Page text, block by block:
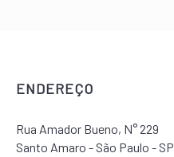
ENDEREÇO
Rua Amador Bueno, N° 229
Santo Amaro - São Paulo - SP